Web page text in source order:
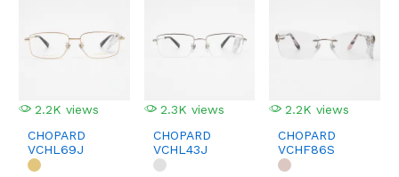
2.2K views
CHOPARD
VCHL69J
2.3K views
CHOPARD
VCHL43J
2.2K views
CHOPARD
VCHF86S